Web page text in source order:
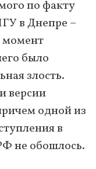
по факту
в Днепре –
момент
было
злость.
версии
одной из
в
не обошлось.